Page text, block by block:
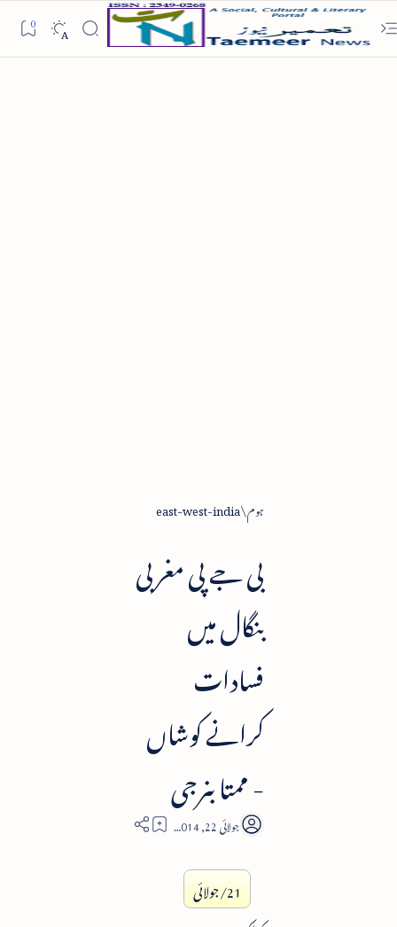
ہوم east-west-india
بی جے پی مغربی
بنگال میں
فسادات
کرانے کوشاں
- ممتا بنرجی
2
21/جولائی